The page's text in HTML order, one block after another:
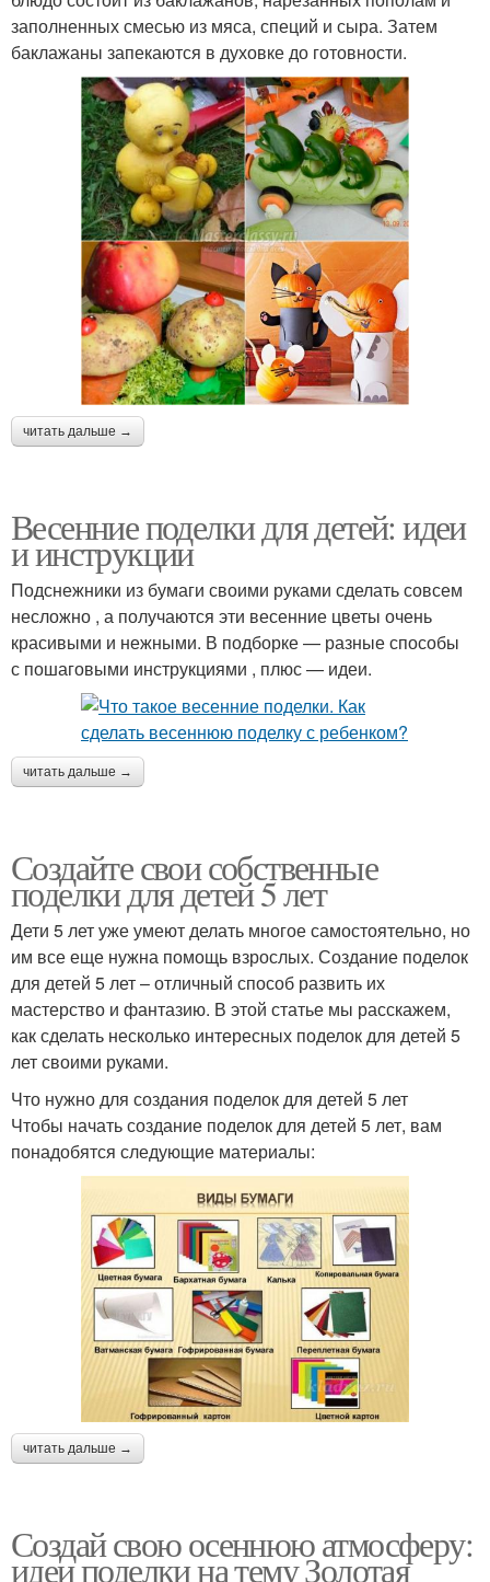
заполненных смесью из мяса, специй и сыра. Затем
баклажаны запекаются в духовке до готовности.
читать дальше →
Весенние поделки для детей: идеи
и инструкции
Подснежники из бумаги своими руками сделать совсем
несложно , а получаются эти весенние цветы очень
красивыми и нежными. В подборке — разные способы
с пошаговыми инструкциями , плюс — идеи.
читать дальше →
Создайте свои собственные
поделки для детей 5 лет
Дети 5 лет уже умеют делать многое самостоятельно, но
им все еще нужна помощь взрослых. Создание поделок
для детей 5 лет – отличный способ развить их
мастерство и фантазию. В этой статье мы расскажем,
как сделать несколько интересных поделок для детей 5
лет своими руками.
Что нужно для создания поделок для детей 5 лет
Чтобы начать создание поделок для детей 5 лет, вам
понадобятся следующие материалы:
читать дальше →
Создай свою осеннюю атмосферу:
идеи поделки на тему Золотая